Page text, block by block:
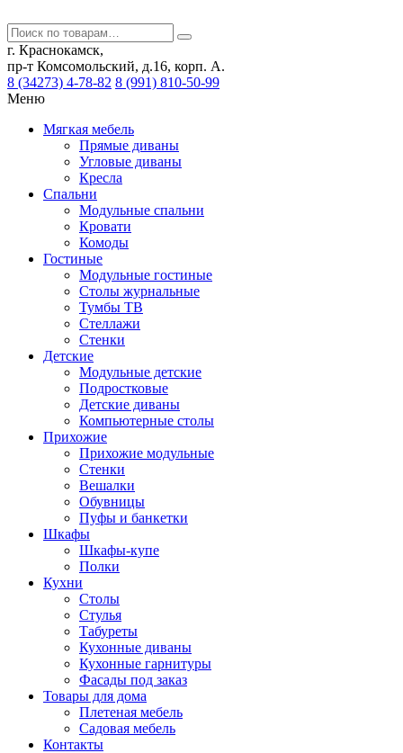
г. Краснокамск,
пр-т Комсомольский, д.16, корп. А.
8 (34273) 4-78-82 8 (991) 810-50-99
Меню
Мягкая мебель
Прямые диваны
Угловые диваны
Кресла
Спальни
Модульные спальни
Кровати
Комоды
Гостиные
Модульные гостиные
Столы журнальные
Тумбы ТВ
Стеллажи
Стенки
Детские
Модульные детские
Подростковые
Детские диваны
Компьютерные столы
Прихожие
Прихожие модульные
Стенки
Вешалки
Обувницы
Пуфы и банкетки
Шкафы
Шкафы-купе
Полки
Кухни
Столы
Стулья
Табуреты
Кухонные диваны
Кухонные гарнитуры
Фасады под заказ
Товары для дома
Плетеная мебель
Садовая мебель
Контакты